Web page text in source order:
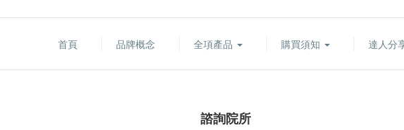
首頁 品牌概念 全項產品 購買須知 達人分
諮詢院所